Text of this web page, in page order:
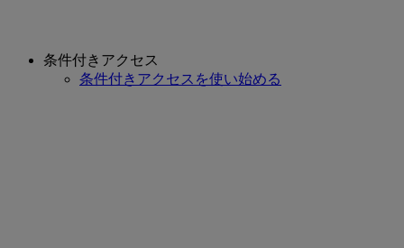
条件付きアクセス
条件付きアクセスを使い始める